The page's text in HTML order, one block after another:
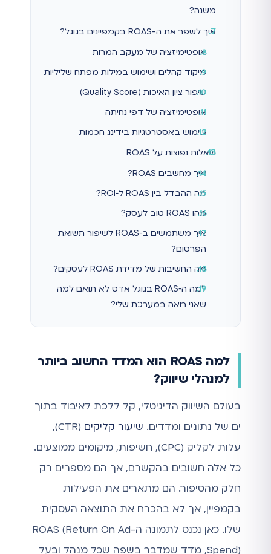
משנה?
איך לשפר את ה-ROAS בקמפיינים בגוגל?
אופטימיזציה של מעקב המרות
מיקוד קהלים ושימוש במילות מפתח שליליות
שיפור ציון האיכות (Quality Score)
אופטימיזציה של דפי נחיתה
שימוש באסטרטגיות בידינג חכמות
שאלות נפוצות על ROAS
איך מחשבים ROAS?
מה ההבדל בין ROAS ל‑ROI?
מהו ROAS טוב לעסק?
איך משתמשים ב‑ROAS לשיפור תשואת
הפרסום?
מה החשיבות של מדידת ROAS לעסקים?
למה ה‑ROAS בגוגל אדס לא תואם למה
שאני רואה במערכת שלי?
למה ROAS הוא המדד החשוב ביותר
למנהלי שיווק?
בעולם השיווק הדיגיטלי, קל ללכת לאיבוד בתוך
ים של נתונים ומדדים. שיעור קליקים
(CTR),
עלות לקליק (CPC), חשיפות, מיקומים ממוצעים.
כל אלה חשובים בהקשרם, אך הם מספרים רק
חלק מהסיפור. הם מתארים את הפעילות
בקמפיין, אך לא בהכרח את התוצאה העסקית
שלו. כאן נכנס לתמונה ה-ROAS (Return On Ad
Spend), מדד שמדבר בשפה שכל מנהל ובעל